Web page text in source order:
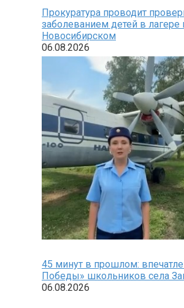
Прокуратура проводит
заболеванием детей в лагере
Новосибирском
06.08.2026
45 минут в прошлом:
Победы» школьников села
06.08.2026